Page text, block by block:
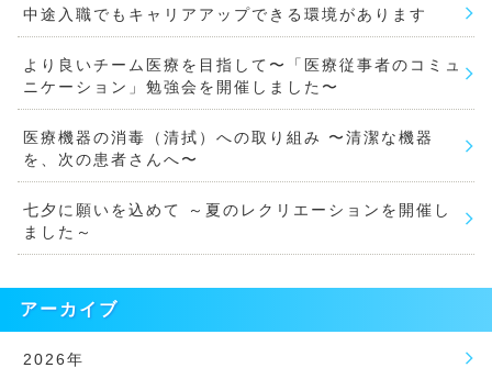
中途入職でもキャリアアップできる環境があります
より良いチーム医療を目指して〜「医療従事者のコミュ
ニケーション」勉強会を開催しました〜
医療機器の消毒（清拭）への取り組み 〜清潔な機器
を、次の患者さんへ〜
七夕に願いを込めて ～夏のレクリエーションを開催し
ました～
アーカイブ
2026年